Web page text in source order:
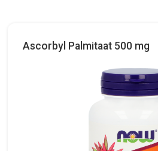
Ascorbyl Palmitaat 500 mg